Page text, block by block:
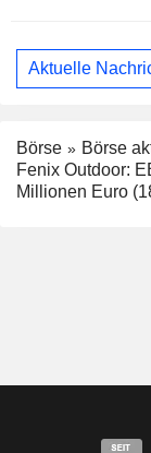
Aktuelle
Börse
Börse
Fenix Outdoor:
Millionen Euro